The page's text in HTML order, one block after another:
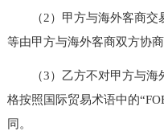
（2）甲方与海外客商交
等由甲方与海外客商双方协商
（3）乙方不对甲方与海
格按照国际贸易术语中的
同。